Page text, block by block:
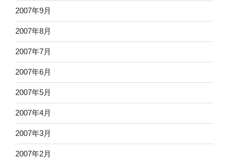
2007年9月
2007年8月
2007年7月
2007年6月
2007年5月
2007年4月
2007年3月
2007年2月